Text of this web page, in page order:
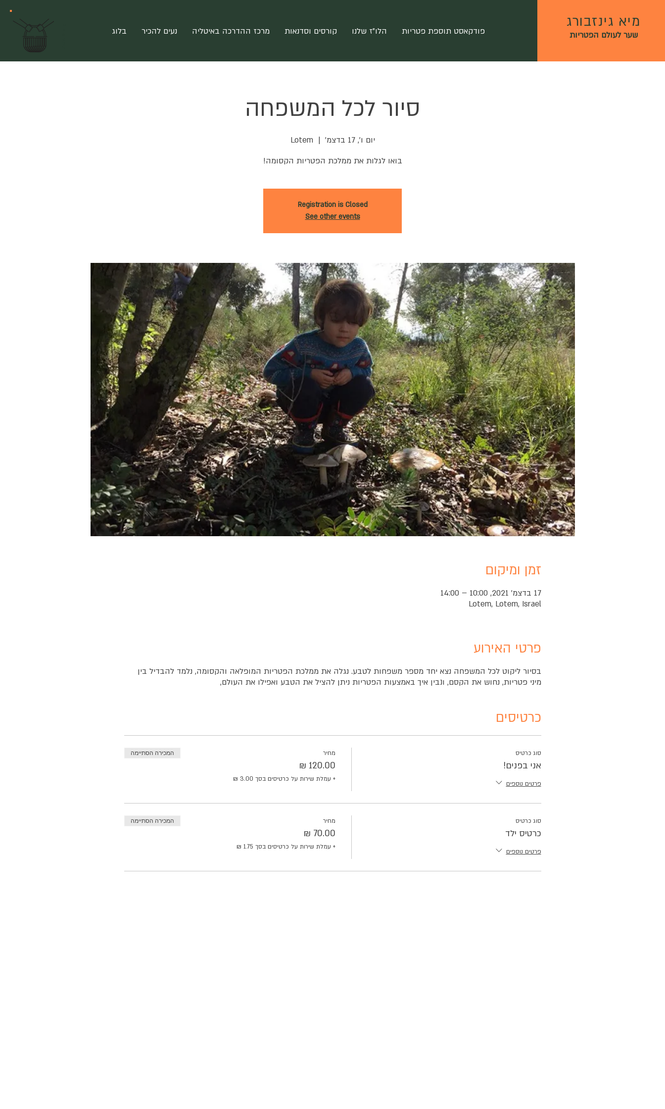
פודקאסט תוספת פטריות הלו"ז שלנו קורסים וסדנאות מרכז ההדרכה באיטליה נעים להכיר בלוג
מיא גינזבורג
שער לעולם הפטריות
סיור לכל המשפחה
יום ו׳, 17 בדצמ׳
  |
Lotem
בואו לגלות את ממלכת הפטריות הקסומה!
Registration is Closed
See other events
זמן ומיקום
17 בדצמ׳ 2021, 10:00 – 14:00
Lotem, Lotem, Israel
פרטי האירוע
בסיור ליקוט לכל המשפחה נצא יחד מספר משפחות לטבע. נגלה את ממלכת הפטריות המופלאה והקסומה, נלמד להבדיל בין
מיני פטריות, נחוש את הקסם, ונבין איך באמצעות הפטריות ניתן להציל את הטבע ואפילו את העולם,
כרטיסים
סוג כרטיס
אני בפנים!
פרטים נוספים
מחיר
+ עמלת שירות על כרטיסים בסך ‏3.00 ‏₪
המכירה הסתיימה
סוג כרטיס
כרטיס ילד
פרטים נוספים
מחיר
+ עמלת שירות על כרטיסים בסך ‏1.75 ‏₪
המכירה הסתיימה